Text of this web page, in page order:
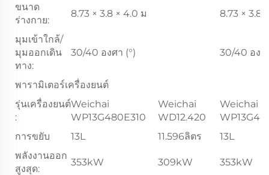
ขนาด
ร่างกาย:
8.73 × 3.8 × 4.0 ม 8.73 × 3.8
มุมเข้าใกล้/
มุมออกเดิน
ทาง:
30/40 องศา (°) 30/40 องศ
พารามิเตอร์เครื่องยนต์
รุ่นเครื่องยนต์
:
Weichai
WP13G480E310
Weichai
WD12.420
Weichai
การขยับ
13L 11.596ลิตร
13L
พลังงานออก
สูงสุด:
353kW 309kW 353kW